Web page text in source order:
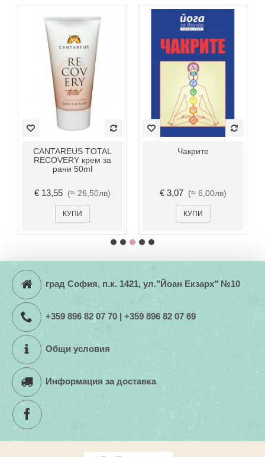
CANTAREUS TOTAL
RECOVERY крем за
рани 50ml
€ 13,55 (≈ 26,50лв)
КУПИ
Чакрите
€ 3,07 (≈ 6,00лв)
КУПИ
град София, п.к. 1421, ул."Йоан Екзарх" №10
+359 896 82 07 70 | +359 896 82 07 69
Общи условия
Информация за доставка